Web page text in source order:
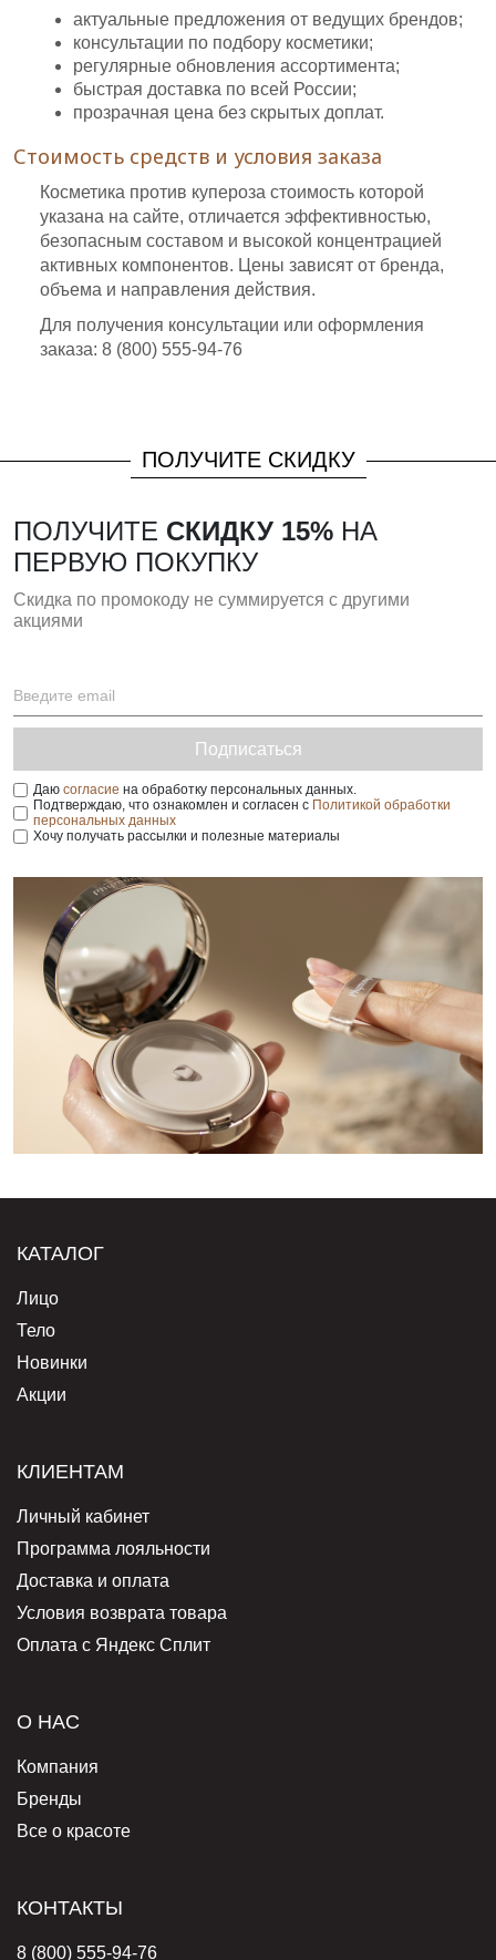
актуальные предложения от ведущих брендов;
консультации по подбору косметики;
регулярные обновления ассортимента;
быстрая доставка по всей России;
прозрачная цена без скрытых доплат.
Стоимость средств и условия заказа
Косметика против купероза стоимость которой
указана на сайте, отличается эффективностью,
безопасным составом и высокой концентрацией
активных компонентов. Цены зависят от бренда,
объема и направления действия.
Для получения консультации или оформления
заказа: 8 (800) 555-94-76
ПОЛУЧИТЕ СКИДКУ
ПОЛУЧИТЕ СКИДКУ 15% НА
ПЕРВУЮ ПОКУПКУ
Скидка по промокоду не суммируется с другими
акциями
Подписаться
Даю согласие на обработку персональных данных.
Подтверждаю, что ознакомлен и согласен с Политикой обработки
персональных данных
Хочу получать рассылки и полезные материалы
КАТАЛОГ
Лицо
Тело
Новинки
Акции
КЛИЕНТАМ
Личный кабинет
Программа лояльности
Доставка и оплата
Условия возврата товара
Оплата с Яндекс Сплит
О НАС
Компания
Бренды
Все о красоте
КОНТАКТЫ
8 (800) 555-94-76